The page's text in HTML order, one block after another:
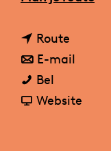
Route
a
r
E-mail
a
Bel
t
Website